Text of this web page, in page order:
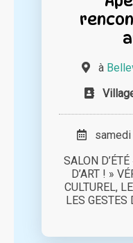
à
samedi
SALON
D’ART ! »
CULTUREL,
LES GESTES